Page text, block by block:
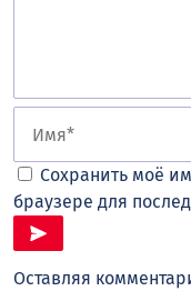
Сохранить моё
браузере для
Оставляя